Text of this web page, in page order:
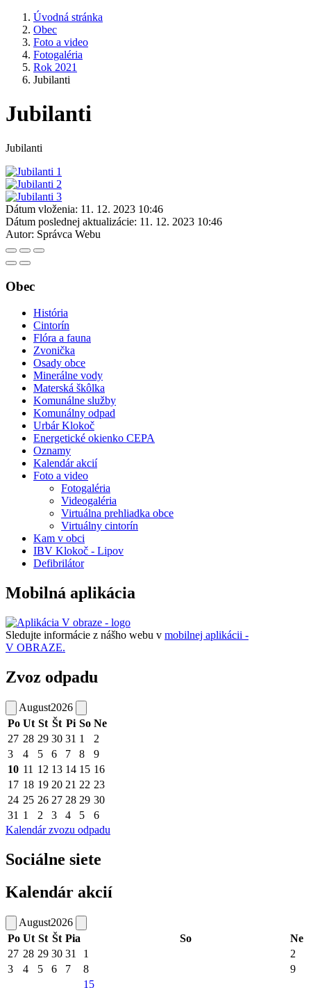
Úvodná stránka
Obec
Foto a video
Fotogaléria
Rok 2021
Jubilanti
Jubilanti
Jubilanti
Dátum vloženia: 11. 12. 2023 10:46
Dátum poslednej aktualizácie: 11. 12. 2023 10:46
Autor: Správca Webu
Obec
História
Cintorín
Flóra a fauna
Zvonička
Osady obce
Minerálne vody
Materská škôlka
Komunálne služby
Komunálny odpad
Urbár Klokoč
Energetické okienko CEPA
Oznamy
Kalendár akcií
Foto a video
Fotogaléria
Videogaléria
Virtuálna prehliadka obce
Virtuálny cintorín
Kam v obci
IBV Klokoč - Lipov
Defibrilátor
Mobilná aplikácia
Sledujte informácie z nášho webu v mobilnej aplikácii -
V OBRAZE.
Zvoz odpadu
August2026
Po Ut St Št Pi So Ne
27 28 29 30 31 1
2
3
4 5 6 7 8
9
10 11 12 13 14 15 16
17 18 19 20 21 22 23
24 25 26 27 28 29 30
31 1 2 3 4 5
6
Kalendár zvozu odpadu
Sociálne siete
Kalendár akcií
August2026
Po Ut St Št Pia So
Ne
27 28 29 30 31 1
2
3
4 5 6 7 8
9
15